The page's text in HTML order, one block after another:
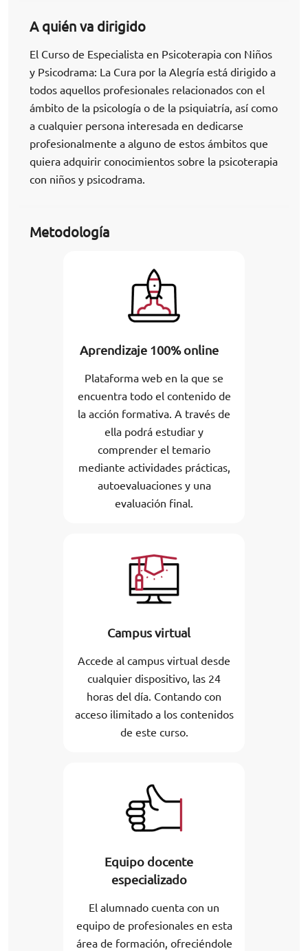
A quién va dirigido
El Curso de Especialista en Psicoterapia con Niños
y Psicodrama: La Cura por la Alegría está dirigido a
todos aquellos profesionales relacionados con el
ámbito de la psicología o de la psiquiatría, así como
a cualquier persona interesada en dedicarse
profesionalmente a alguno de estos ámbitos que
quiera adquirir conocimientos sobre la psicoterapia
con niños y psicodrama.
Metodología
Aprendizaje 100% online
Plataforma web en la que se
encuentra todo el contenido de
la acción formativa. A través de
ella podrá estudiar y
comprender el temario
mediante actividades prácticas,
autoevaluaciones y una
evaluación final.
Campus virtual
Accede al campus virtual desde
cualquier dispositivo, las 24
horas del día. Contando con
acceso ilimitado a los contenidos
de este curso.
Equipo docente
especializado
El alumnado cuenta con un
equipo de profesionales en esta
área de formación, ofreciéndole